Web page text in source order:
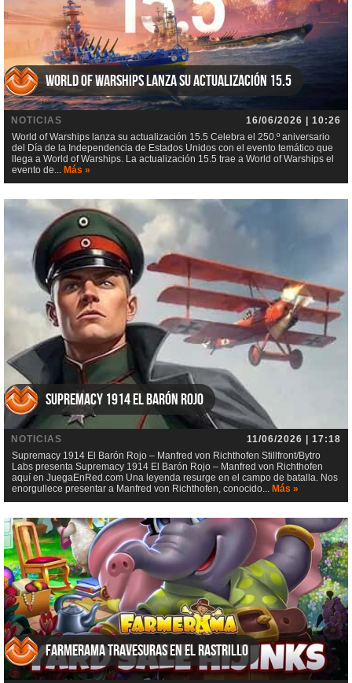
World of Warships lanza su actualización 15.5
NOTICIAS
16/06/2026 | 10:26
World of Warships lanza su actualización 15.5 Celebra el 250.º aniversario
del Día de la Independencia de Estados Unidos con el evento temático que
llega a World of Warships. La actualización 15.5 trae a World of Warships el
evento de... Más »
Supremacy 1914 El Barón Rojo
NOTICIAS
11/06/2026 | 17:18
Supremacy 1914 El Barón Rojo – Manfred von Richthofen Stillfront/Bytro
Labs presenta Supremacy 1914 El Barón Rojo – Manfred von Richthofen
aquí en JuegaEnRed.com Una leyenda resurge en el campo de batalla. Nos
enorgullece presentar a Manfred von Richthofen, conocido... Más »
Farmerama Travesuras en el rastrillo